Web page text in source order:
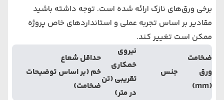
برخی ورق‌های نازک ارائه شده است. توجه داشته باشید
مقادیر بر اساس تجربه عملی و استانداردهای خاص پروژه
ممکن است تغییر کند.
ضخامت
ورق
(mm)
جنس
نیروی
خمکاری
تقریبی (تن
در متر)
حداقل شعاع
خم (بر اساس
ضخامت)
توضیحات